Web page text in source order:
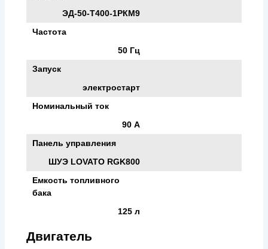
ЭД-50-Т400-1РКМ9
Частота
50 Гц
Запуск
электростарт
Номинальный ток
90 А
Панель управления
ШУЭ LOVATO RGK800
Емкость топливного
бака
125 л
Двигатель